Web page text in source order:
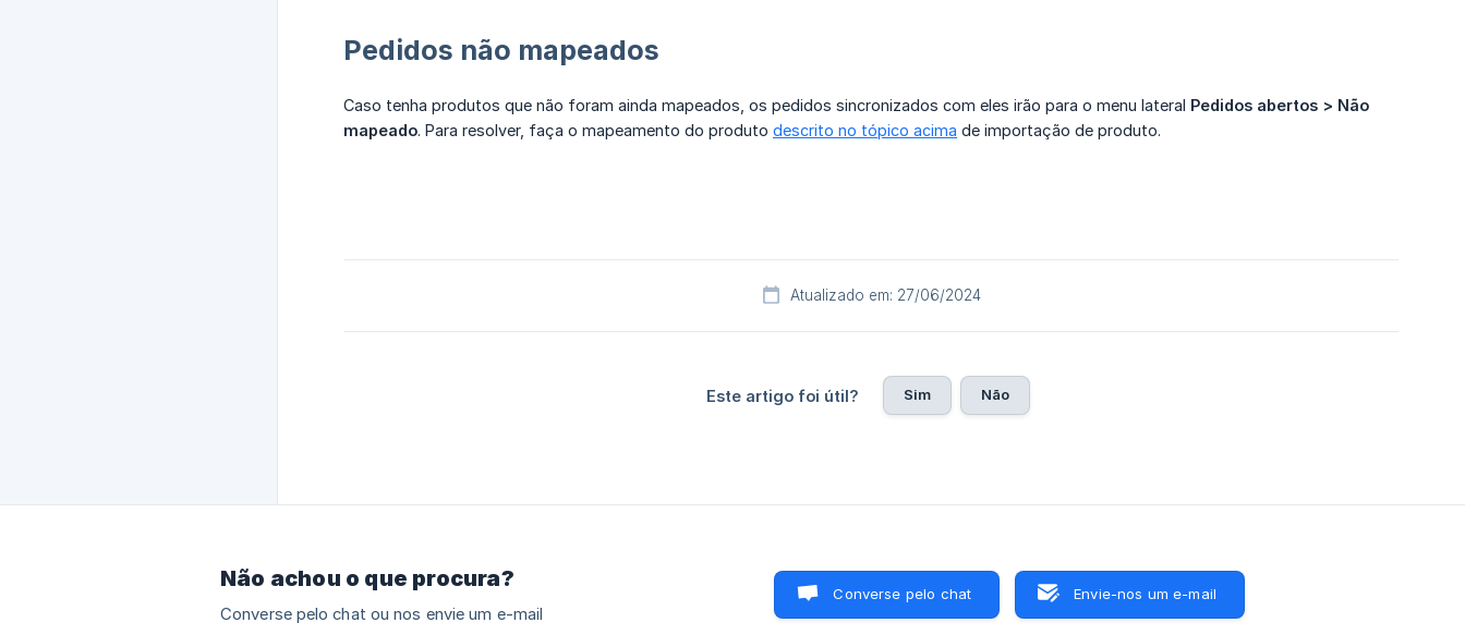
Pedidos não mapeados
Caso tenha produtos que não foram ainda mapeados, os pedidos sincronizados com eles irão para o menu lateral Pedidos abertos > Não
mapeado. Para resolver, faça o mapeamento do produto descrito no tópico acima de importação de produto.
Atualizado em: 27/06/2024
Este artigo foi útil? Sim Não
Não achou o que procura?
Converse pelo chat ou nos envie um e-mail
Converse pelo chat Envie-nos um e-mail